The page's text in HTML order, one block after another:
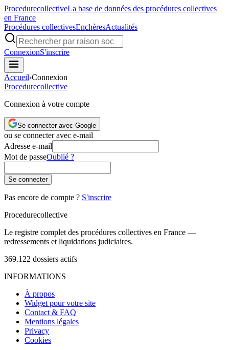
ProcedurecollectiveLa base de données des procédures collectives
en France
Procédures collectivesEnchèresActualités
ConnexionS'inscrire
Accueil›Connexion
Procedurecollective
Connexion à votre compte
Se connecter avec Google
ou se connecter avec e-mail
Adresse e-mail
Mot de passeOublié ?
Se connecter
Pas encore de compte ? S'inscrire
Procedurecollective
Le registre complet des procédures collectives en France —
redressements et liquidations judiciaires.
369.122 dossiers actifs
INFORMATIONS
À propos
Widget pour votre site
Contact & FAQ
Mentions légales
Privacy
Cookies